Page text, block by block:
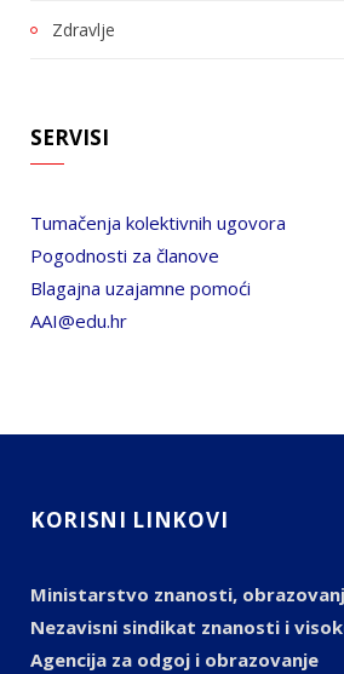
Zdravlje
SERVISI
Tumačenja kolektivnih ugovora
Pogodnosti za članove
Blagajna uzajamne pomoći
AAI@edu.hr
KORISNI LINKOVI
Ministarstvo znanosti,
Nezavisni sindikat znanosti i
Agencija za odgoj i obrazovanje